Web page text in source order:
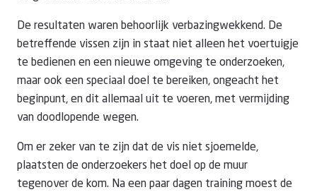
De resultaten waren behoorlijk verbazingwekkend. De
betreffende vissen zijn in staat niet alleen het voertuigje
te bedienen en een nieuwe omgeving te onderzoeken,
maar ook een speciaal doel te bereiken, ongeacht het
beginpunt, en dit allemaal uit te voeren, met vermijding
van doodlopende wegen.
Om er zeker van te zijn dat de vis niet sjoemelde,
plaatsten de onderzoekers het doel op de muur
tegenover de kom. Na een paar dagen training moest de